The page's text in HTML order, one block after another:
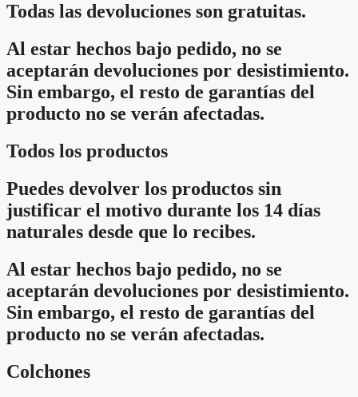
Todas las devoluciones son gratuitas.
Al estar hechos bajo pedido, no se
aceptarán devoluciones por desistimiento.
Sin embargo, el resto de garantías del
producto no se verán afectadas.
Todos los productos
Puedes devolver los productos sin
justificar el motivo durante los 14 días
naturales desde que lo recibes.
Al estar hechos bajo pedido, no se
aceptarán devoluciones por desistimiento.
Sin embargo, el resto de garantías del
producto no se verán afectadas.
Colchones